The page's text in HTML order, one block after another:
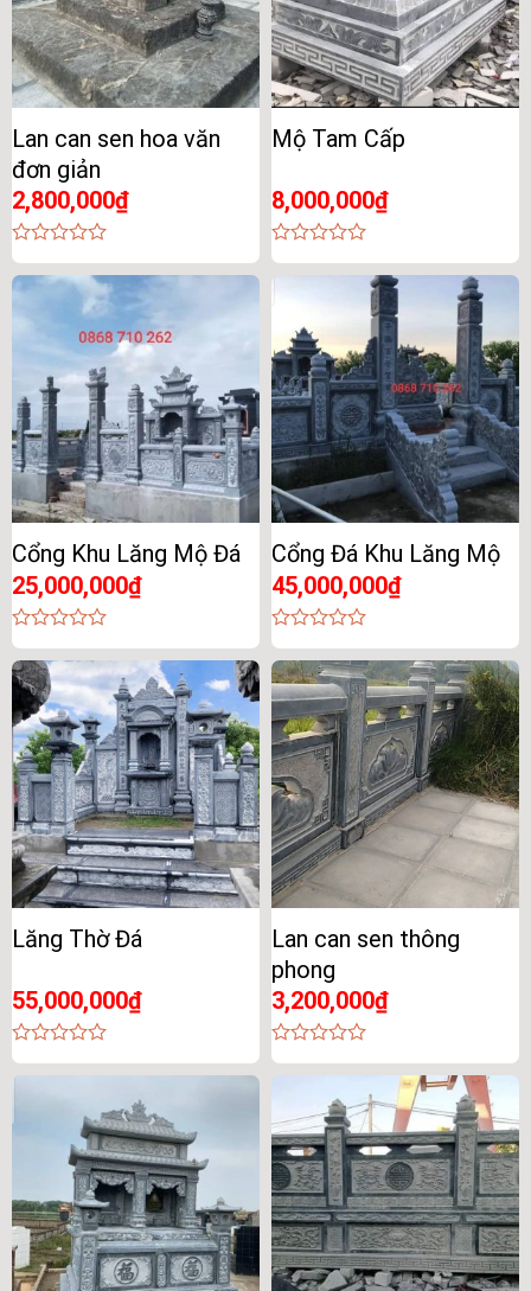
Lan can sen hoa văn
đơn giản
2,800,000₫
0
out
5
Mộ Tam Cấp
8,000,000₫
0
out
Cổng Khu Lăng Mộ Đá
25,000,000₫
0
out
of
Cổng Đá Khu Lăng Mộ
45,000,000₫
0
out
of
5
Lăng Thờ Đá
55,000,000₫
0
out
Lan can sen thông
phong
3,200,000₫
0